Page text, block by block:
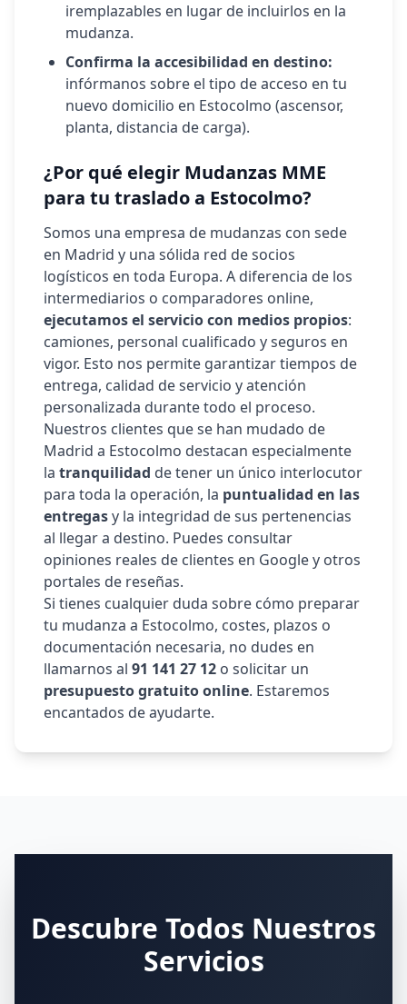
iremplazables en lugar de incluirlos en la
mudanza.
Confirma la accesibilidad en destino:
infórmanos sobre el tipo de acceso en tu
nuevo domicilio en Estocolmo (ascensor,
planta, distancia de carga).
¿Por qué elegir Mudanzas MME
para tu traslado a Estocolmo?
Somos una empresa de mudanzas con sede
en Madrid y una sólida red de socios
logísticos en toda Europa. A diferencia de los
intermediarios o comparadores online,
ejecutamos el servicio con medios propios:
camiones, personal cualificado y seguros en
vigor. Esto nos permite garantizar tiempos de
entrega, calidad de servicio y atención
personalizada durante todo el proceso.
Nuestros clientes que se han mudado de
Madrid a Estocolmo destacan especialmente
la tranquilidad de tener un único interlocutor
para toda la operación, la puntualidad en las
entregasy la integridad de sus pertenencias
al llegar a destino. Puedes consultar
opiniones reales de clientes en Google y otros
portales de reseñas.
Si tienes cualquier duda sobre cómo preparar
tu mudanza a Estocolmo, costes, plazos o
documentación necesaria, no dudes en
llamarnos al 91 141 27 12 o solicitar un
presupuesto gratuito online. Estaremos
encantados de ayudarte.
Descubre Todos Nuestros
Servicios